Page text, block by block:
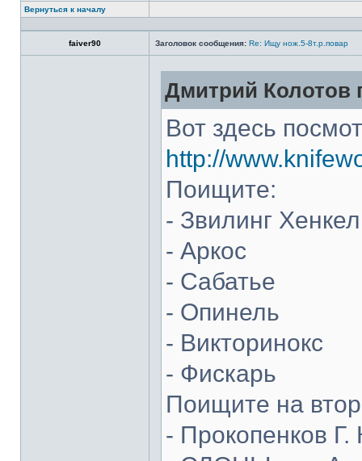
Вернуться к началу
faiver90 Заголовок сообщения: Re: Ищу нож.5-8т.р.повар
Дмитрий Колотов
Вот здесь
http://
Поищите:
- Звилинг
- Аркос
- Сабатье
- Опинель
- Викторинокс
- Фискарь
Поищите на
- Прокопенков Г.